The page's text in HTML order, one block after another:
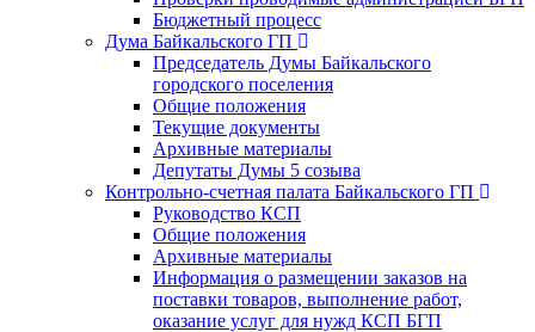
Бюджетный процесс
Дума Байкальского ГП
Председатель Думы Байкальского
городского поселения
Общие положения
Текущие документы
Архивные материалы
Депутаты Думы 5 созыва
Контрольно-счетная палата Байкальского ГП
Руководство КСП
Общие положения
Архивные материалы
Информация о размещении заказов на
поставки товаров, выполнение работ,
оказание услуг для нужд КСП БГП